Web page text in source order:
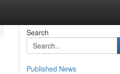
Search
Published News